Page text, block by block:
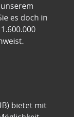
es doch in
bietet mit